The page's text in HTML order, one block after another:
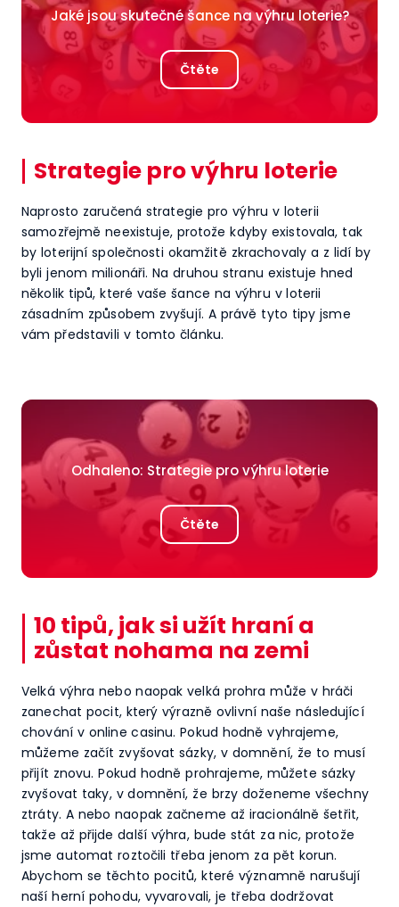
Jaké jsou skutečné šance na výhru loterie?
Čtěte
Strategie pro výhru loterie
Naprosto zaručená strategie pro výhru v loterii
samozřejmě neexistuje, protože kdyby existovala, tak
by loterijní společnosti okamžitě zkrachovaly a z lidí by
byli jenom milionáři. Na druhou stranu existuje hned
několik tipů, které vaše šance na výhru v loterii
zásadním způsobem zvyšují. A právě tyto tipy jsme
vám představili v tomto článku.
Odhaleno: Strategie pro výhru loterie
Čtěte
10 tipů, jak si užít hraní a
zůstat nohama na zemi
Velká výhra nebo naopak velká prohra může v hráči
zanechat pocit, který výrazně ovlivní naše následující
chování v online casinu. Pokud hodně vyhrajeme,
můžeme začít zvyšovat sázky, v domnění, že to musí
přijít znovu. Pokud hodně prohrajeme, můžete sázky
zvyšovat taky, v domnění, že brzy doženeme všechny
ztráty. A nebo naopak začneme až iracionálně šetřit,
takže až přijde další výhra, bude stát za nic, protože
jsme automat roztočili třeba jenom za pět korun.
Abychom se těchto pocitů, které významně narušují
naší herní pohodu, vyvarovali, je třeba dodržovat